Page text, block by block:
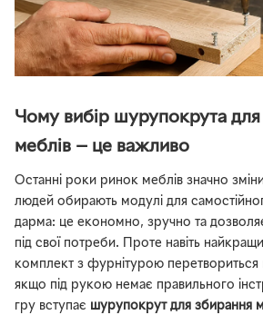
Чому вибір шурупокрута
меблів — це важливо
Останні роки ринок меблів значно
людей обирають модулі для
дарма: це економно, зручно та дозволяє
під свої потреби. Проте навіть
комплект з фурнітурою перетвориться
якщо під рукою немає правильного
гру вступає
шурупокрут для збирання